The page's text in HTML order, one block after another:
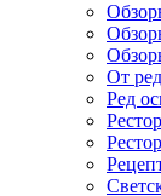
От
Ред